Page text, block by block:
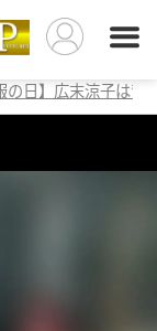
の日】広末涼子は